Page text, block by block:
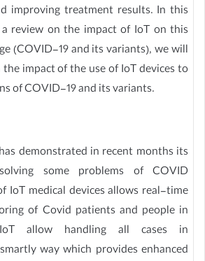
improving treatment results. In this
review on the impact of IoT on this
(COVID-19 and its variants), we will
impact of the use of IoT devices to
of COVID-19 and its variants.
demonstrated in recent months its
some problems of COVID
IoT medical devices allows real-time
of Covid patients and people in
IoT allow handling all cases in
way which provides enhanced